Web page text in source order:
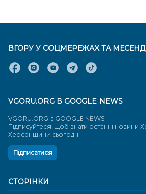
СТОРІНКИ
ВГОРУ У СОЦМЕРЕЖАХ ТА
VGORU.ORG В GOOGLE NEWS
VGORU.ORG в GOOGLE NEWS
Підписуйтеся, щоб знати останні новини
Херсонщини сьогодні
Підписатися